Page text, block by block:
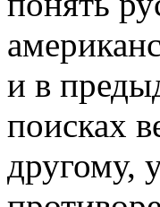
и в
поисках
другому,